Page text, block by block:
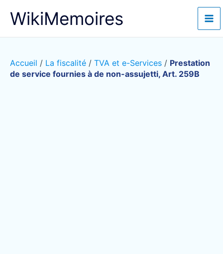
WikiMemoires
Accueil / La fiscalité / TVA et e-Services / Prestation
de service fournies à de non-assujetti, Art. 259B